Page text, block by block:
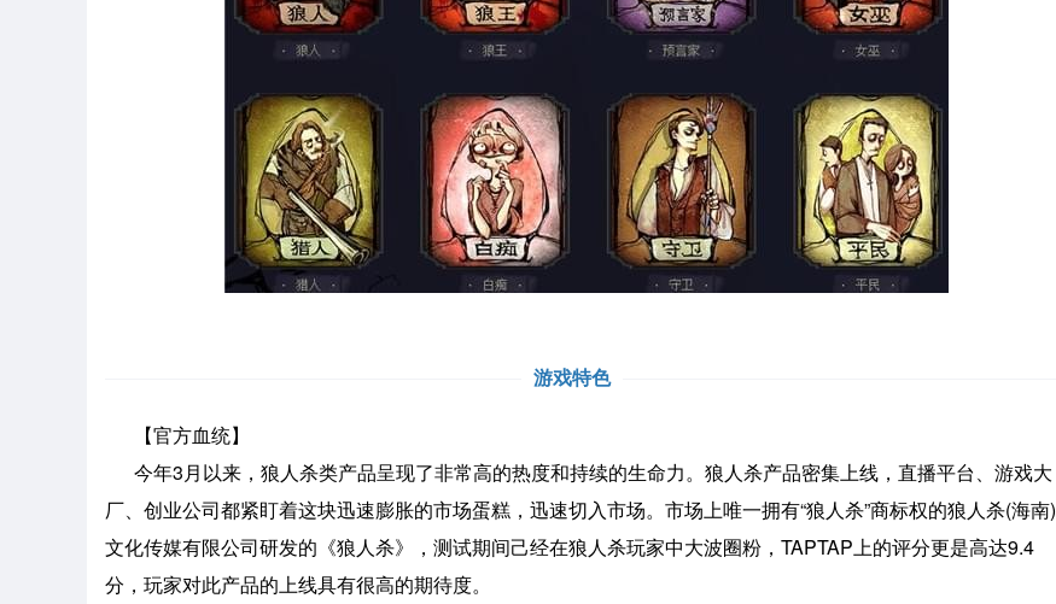
游戏特色
【官方血统】
今年3月以来，狼人杀类产品呈现了非常高的热度和持续的生命力。狼人杀产品密集上线，直播平台、游戏大
厂、创业公司都紧盯着这块迅速膨胀的市场蛋糕，迅速切入市场。市场上唯一拥有“狼人杀”商标权的狼人杀(海南)
文化传媒有限公司研发的《狼人杀》，测试期间己经在狼人杀玩家中大波圈粉，TAPTAP上的评分更是高达9.4
分，玩家对此产品的上线具有很高的期待度。